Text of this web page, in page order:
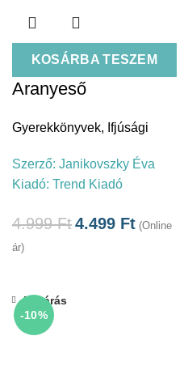
KOSÁRBA TESZEM
Aranyeső
Gyerekkönyvek, Ifjúsági
Szerző: Janikovszky Éva
Kiadó: Trend Kiadó
4.999Ft4.499 Ft (Online
ár)
-10%
Bezárás